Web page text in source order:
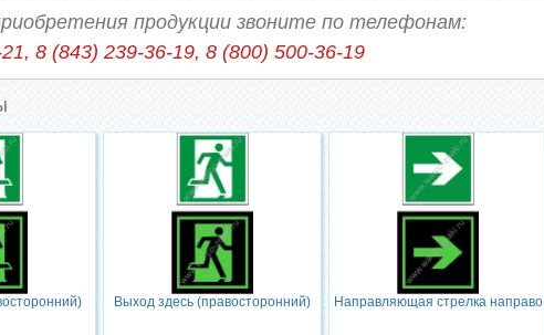
продукции звоните по телефонам:
8 (843) 239-36-19, 8 (800) 500-36-19
Выход здесь (правосторонний) Направляющая стрелка направо